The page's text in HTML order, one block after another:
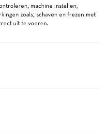
machine instellen,
zoals; schaven en frezen met
uit te voeren.